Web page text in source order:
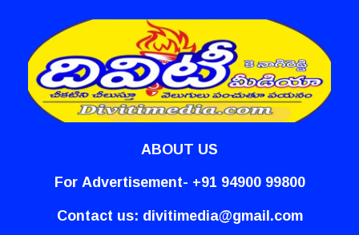
ABOUT US
For Advertisement- +91 94900 99800
Contact us: divitimedia@gmail.com